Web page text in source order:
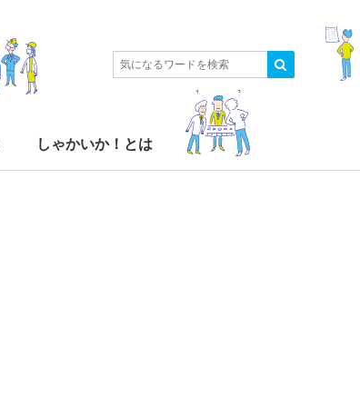
しゃかいか！とは